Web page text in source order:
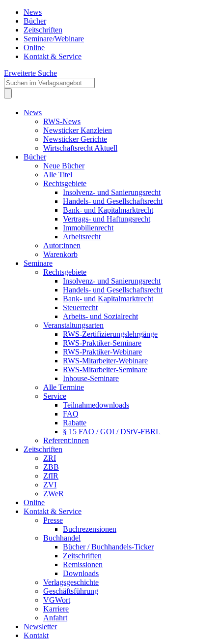
News
Bücher
Zeitschriften
Seminare/Webinare
Online
Kontakt & Service
Erweiterte Suche
News
RWS-News
Newsticker Kanzleien
Newsticker Gerichte
Wirtschaftsrecht Aktuell
Bücher
Neue Bücher
Alle Titel
Rechtsgebiete
Insolvenz- und Sanierungsrecht
Handels- und Gesellschaftsrecht
Bank- und Kapitalmarktrecht
Vertrags- und Haftungsrecht
Immobilienrecht
Arbeitsrecht
Autor:innen
Warenkorb
Seminare
Rechtsgebiete
Insolvenz- und Sanierungsrecht
Handels- und Gesellschaftsrecht
Bank- und Kapitalmarktrecht
Steuerrecht
Arbeits- und Sozialrecht
Veranstaltungsarten
RWS-Zertifizierungslehrgänge
RWS-Praktiker-Seminare
RWS-Praktiker-Webinare
RWS-Mitarbeiter-Webinare
RWS-Mitarbeiter-Seminare
Inhouse-Seminare
Alle Termine
Service
Teilnahmedownloads
FAQ
Rabatte
§ 15 FAO / GOI / DStV-FBRL
Referent:innen
Zeitschriften
ZRI
ZBB
ZfIR
ZVI
ZWeR
Online
Kontakt & Service
Presse
Buchrezensionen
Buchhandel
Bücher / Buchhandels-Ticker
Zeitschriften
Remissionen
Downloads
Verlagsgeschichte
Geschäftsführung
VGWort
Karriere
Anfahrt
Newsletter
Kontakt